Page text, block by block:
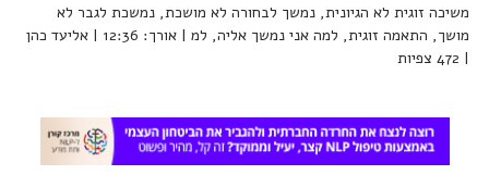
משיכה זוגית לא הגיונית, נמשך לבחורה לא מושכת, נמשכת לגבר לא
מושך, התאמה זוגית, למה אני נמשך אליה, למ | אורך: 12:36 | אליעד כהן
| 472 צפיות